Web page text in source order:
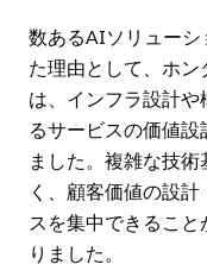
数あるAIソリューシ
た理由として、ホ
は、インフラ設計
るサービスの価値
ました。複雑な技
く、顧客価値の設
スを集中できるこ
りました。